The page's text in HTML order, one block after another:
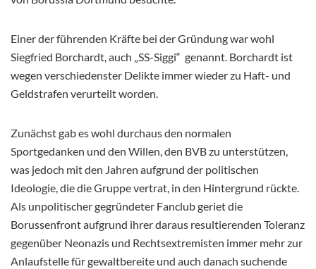
Einer der führenden Kräfte bei der Gründung war wohl
Siegfried Borchardt, auch „SS-Siggi“ genannt. Borchardt ist
wegen verschiedenster Delikte immer wieder zu Haft- und
Geldstrafen verurteilt worden.
Zunächst gab es wohl durchaus den normalen
Sportgedanken und den Willen, den BVB zu unterstützen,
was jedoch mit den Jahren aufgrund der politischen
Ideologie, die die Gruppe vertrat, in den Hintergrund rückte.
Als unpolitischer gegründeter Fanclub geriet die
Borussenfront aufgrund ihrer daraus resultierenden Toleranz
gegenüber Neonazis und Rechtsextremisten immer mehr zur
Anlaufstelle für gewaltbereite und auch danach suchende